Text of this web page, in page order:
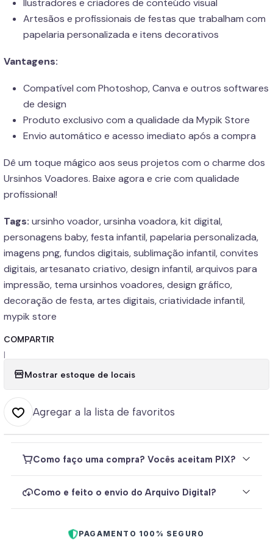
Ilustradores e criadores de conteúdo visual
Artesãos e profissionais de festas que trabalham com
papelaria personalizada e itens decorativos
Vantagens:
Compatível com Photoshop, Canva e outros softwares
de design
Produto exclusivo com a qualidade da Mypik Store
Envio automático e acesso imediato após a compra
Dê um toque mágico aos seus projetos com o charme dos
Ursinhos Voadores. Baixe agora e crie com qualidade
profissional!
Tags: ursinho voador, ursinha voadora, kit digital,
personagens baby, festa infantil, papelaria personalizada,
imagens png, fundos digitais, sublimação infantil, convites
digitais, artesanato criativo, design infantil, arquivos para
impressão, tema ursinhos voadores, design gráfico,
decoração de festa, artes digitais, criatividade infantil,
mypik store
COMPARTIR
|
Mostrar estoque de locais
Agregar a la lista de favoritos
Como faço uma compra? Vocês aceitam PIX?
Como e feito o envio do Arquivo Digital?
PAGAMENTO 100% SEGURO